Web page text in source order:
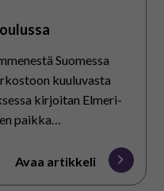
Suomessa
kuuluvasta
kirjoitan Elmeri-
paikka
Avaa artikkeli